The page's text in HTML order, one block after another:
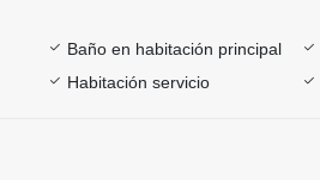
Baño en habitación principal
Habitación servicio